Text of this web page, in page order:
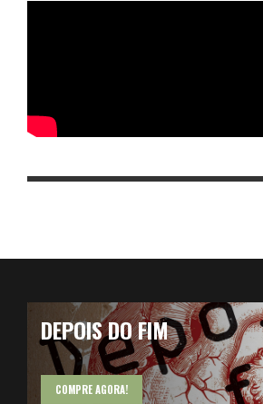
DEPOIS DO FIM
COMPRE AGORA!